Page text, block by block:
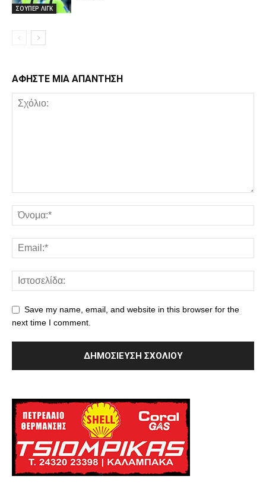
ΣΟΥΠΕΡ ΛΙΓΚ
ΑΦΗΣΤΕ ΜΙΑ ΑΠΑΝΤΗΣΗ
Save my name, email, and website in this browser for the
next time I comment.